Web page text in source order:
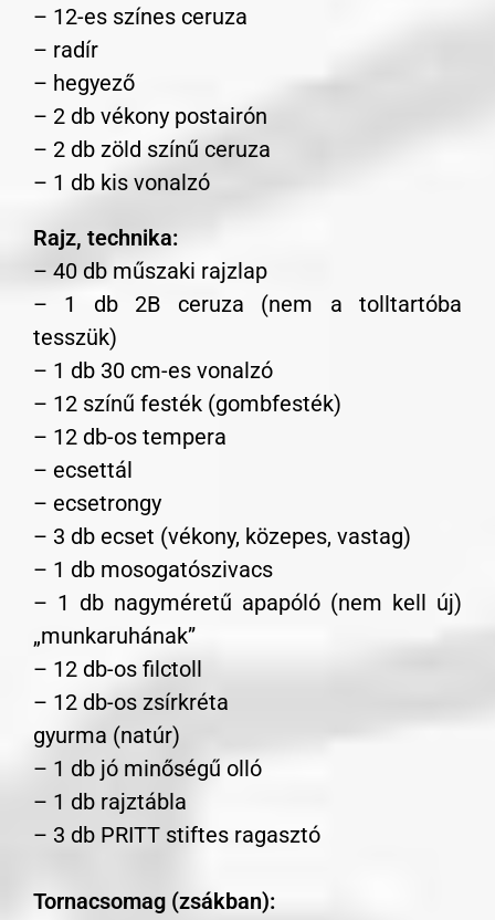
– 12-es színes ceruza
– radír
– hegyező
– 2 db vékony postairón
– 2 db zöld színű ceruza
– 1 db kis vonalzó
Rajz, technika:
– 40 db műszaki rajzlap
– 1 db 2B ceruza (nem a tolltartóba
tesszük)
– 1 db 30 cm-es vonalzó
– 12 színű festék (gombfesték)
– 12 db-os tempera
– ecsettál
– ecsetrongy
– 3 db ecset (vékony, közepes, vastag)
– 1 db mosogatószivacs
– 1 db nagyméretű apapóló (nem kell új)
„munkaruhának”
– 12 db-os filctoll
– 12 db-os zsírkréta
gyurma (natúr)
– 1 db jó minőségű olló
– 1 db rajztábla
– 3 db PRITT stiftes ragasztó
Tornacsomag (zsákban):